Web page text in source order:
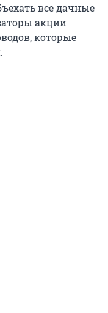
все дачные
акции
которые